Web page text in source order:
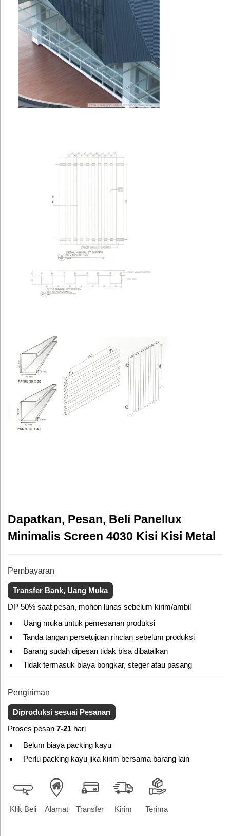
Dapatkan, Pesan, Beli Panellux
Minimalis Screen 4030 Kisi Kisi Metal
Pembayaran
Transfer Bank, Uang Muka
DP 50% saat pesan, mohon lunas sebelum kirim/ambil
Uang muka untuk pemesanan produksi
Tanda tangan persetujuan rincian sebelum produksi
Barang sudah dipesan tidak bisa dibatalkan
Tidak termasuk biaya bongkar, steger atau pasang
Pengiriman
Diproduksi sesuai Pesanan
Proses pesan 7-21 hari
Belum biaya packing kayu
Perlu packing kayu jika kirim bersama barang lain
Klik Beli Alamat Transfer Kirim Terima